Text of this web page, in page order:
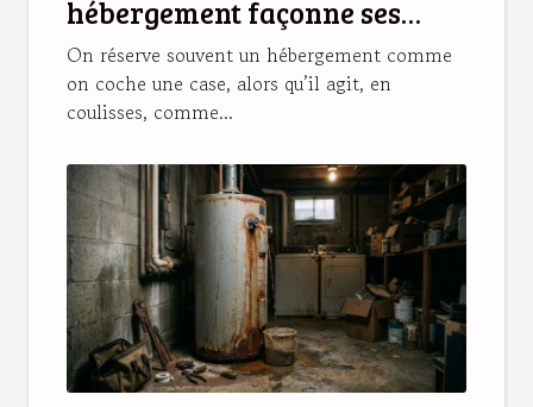
hébergement façonne ses
souvenirs de vacances
On réserve souvent un hébergement comme
on coche une case, alors qu’il agit, en
coulisses, comme...